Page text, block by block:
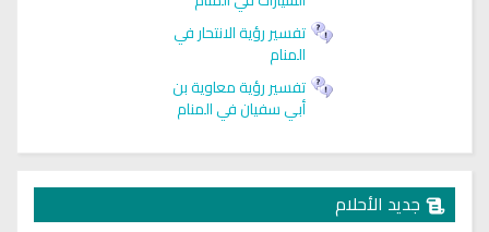
تفسير رؤية الانتحار في
المنام
تفسير رؤية معاوية بن
أبي سفيان في المنام
جديد الأحلام